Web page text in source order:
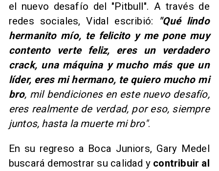
el nuevo desafío del "Pitbull". A través de
redes sociales, Vidal escribió:
"Qué lindo
hermanito mío, te felicito y me pone muy
contento verte feliz, eres un verdadero
crack, una máquina y mucho más que un
líder, eres mi hermano, te quiero mucho mi
bro, mil bendiciones en este nuevo desafío,
eres realmente de verdad, por eso, siempre
juntos, hasta la muerte mi bro".
En su regreso a Boca Juniors, Gary Medel
buscará demostrar su calidad y contribuir al